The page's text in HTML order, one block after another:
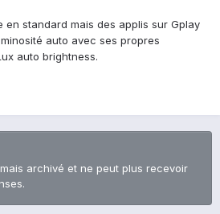
en standard mais des applis sur Gplay
auto avec ses propres
auto brightness.
archivé et ne peut plus recevoir